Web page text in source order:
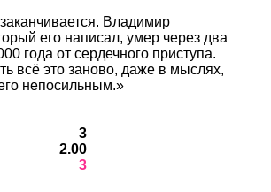
Владимир
его написал, умер через два
года от сердечного приступа.
всё это заново, даже в мыслях,
непосильным.»
3
2.00
3